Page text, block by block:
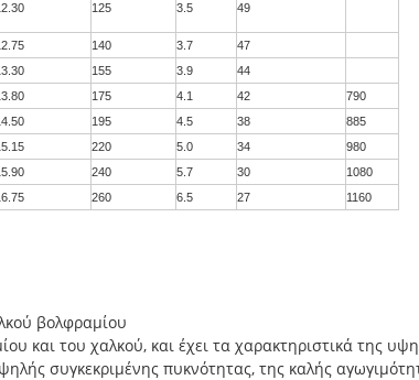
125 3.5 49
140 3.7
47
155 3.9
44
175 4.1 42
790
195 4.5 38
885
220 5.0 34
980
240 5.7 30
1080
260 6.5 27 1160
βολφραμίου
και του χαλκού, και έχει τα χαρακτηριστικά της
συγκεκριμένης πυκνότητας, της καλής